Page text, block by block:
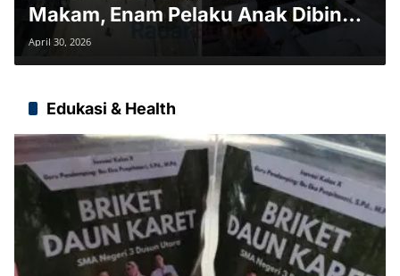
Makam, Enam Pelaku Anak Dibina
dan Berdamai
April 30, 2026
Edukasi & Health